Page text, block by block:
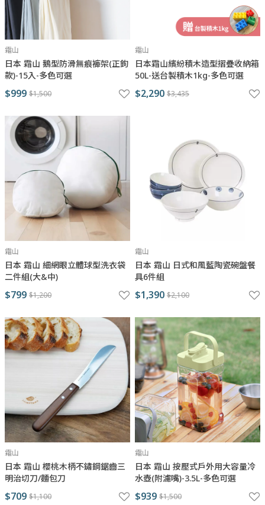
霜山
日本 霜山 鵝型防滑無痕褲架(正鉤
款)-15入-多色可選
$999 $1,500
霜山
日本霜山繽紛積木造型摺疊收納箱
50L-送台製積木1kg-多色可選
$2,290 $3,435
霜山
日本 霜山 細網眼立體球型洗衣袋
二件組(大&中)
$799 $1,200
霜山
日本 霜山 日式和風藍陶瓷碗盤餐
具6件組
$1,390 $2,100
霜山
日本 霜山 櫻桃木柄不鏽鋼鋸齒三
明治切刀/麵包刀
$709 $1,100
霜山
日本 霜山 按壓式戶外用大容量冷
水壺(附濾嘴)-3.5L-多色可選
$939 $1,500